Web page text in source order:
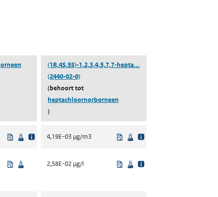
(1R,4S,5S)-1,2,3,4,5,7,7-hepta...
(2440-02-0)
(behoort tot
heptachloornorborneen
)
Beleidsmatig vastgesteld
Wetenschappelijke bron
4,19E-03 µg/m3 Beleidsmatig vastgesteld
Wetenschappelijke bron
Beleidsmatig vastgesteld
Wetenschappelijke bron
2,58E-02 µg/l Beleidsmatig vastgesteld
Wetenschappelijke bron